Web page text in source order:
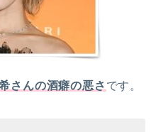
さんの酒癖の悪さ です。